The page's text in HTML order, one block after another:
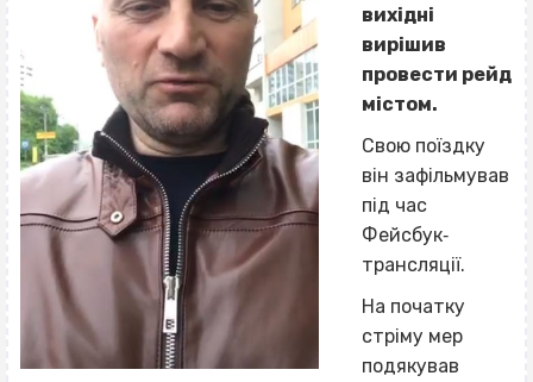
вихідні
вирішив
провести рейд
містом.
Свою поїздку
він зафільмував
під час
Фейсбук‐
трансляції.
На початку
стріму мер
подякував